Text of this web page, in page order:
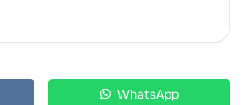
WhatsApp